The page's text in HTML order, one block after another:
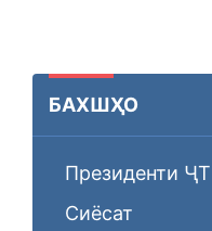
БАХШҲО
Президенти ҶТ
Сиёсат